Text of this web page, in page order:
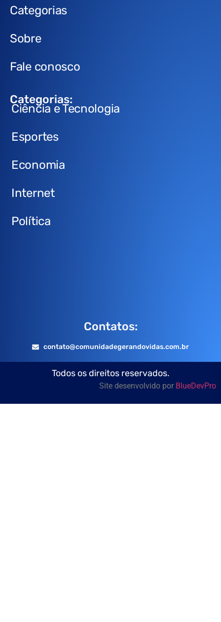
Categorias
Sobre
Fale conosco
Categorias:
Ciência e Tecnologia
Esportes
Economia
Internet
Política
Contatos:
contato@comunidadegerandovidas.com.br
Todos os direitos reservados.
Site desenvolvido por BlueDevPro